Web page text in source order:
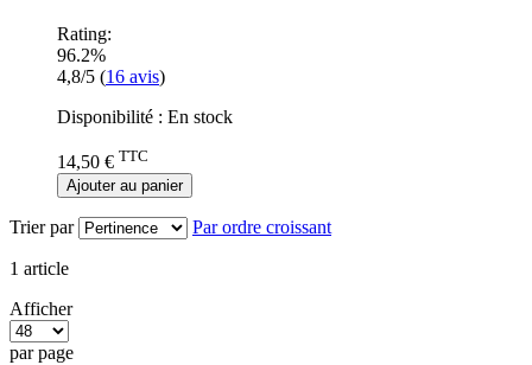
Rating:
96.2%
4,8/5 (16 avis)
Disponibilité : En stock
14,50 € TTC
Ajouter au panier
Trier par Par ordre croissant
1 article
Afficher
par page